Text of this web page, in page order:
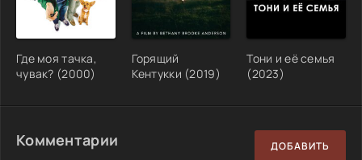
Где моя тачка,
чувак? (2000)
Горящий
Кентукки (2019)
Тони и её семья
(2023)
Комментарии ДОБАВИТЬ